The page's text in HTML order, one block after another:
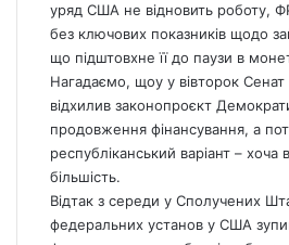
уряд США не відновить роботу,
без ключових показників щодо
що підштовхне її до паузи в
Нагадаємо, щоу у вівторок
відхилив законопроєкт
продовження фінансування, а
республіканський варіант –
більшість.
Відтак з середи у Сполучених
федеральних установ у США